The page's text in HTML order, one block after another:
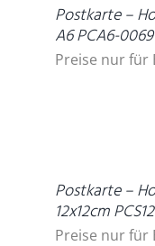
Postkarte –
A6 PCA6-0069
Preise nur für
Postkarte –
12x12cm
Preise nur für